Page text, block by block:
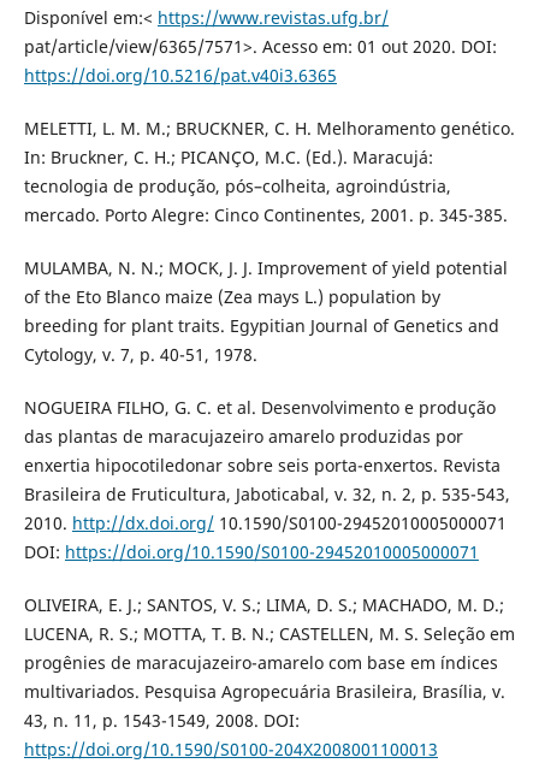
Disponível em:< https://www.revistas.ufg.br/
pat/article/view/6365/7571>. Acesso em: 01 out 2020. DOI:
https://doi.org/10.5216/pat.v40i3.6365
MELETTI, L. M. M.; BRUCKNER, C. H. Melhoramento genético.
In: Bruckner, C. H.; PICANÇO, M.C. (Ed.). Maracujá:
tecnologia de produção, pós–colheita, agroindústria,
mercado. Porto Alegre: Cinco Continentes, 2001. p. 345-385.
MULAMBA, N. N.; MOCK, J. J. Improvement of yield potential
of the Eto Blanco maize (Zea mays L.) population by
breeding for plant traits. Egypitian Journal of Genetics and
Cytology, v. 7, p. 40-51, 1978.
NOGUEIRA FILHO, G. C. et al. Desenvolvimento e produção
das plantas de maracujazeiro amarelo produzidas por
enxertia hipocotiledonar sobre seis porta-enxertos. Revista
Brasileira de Fruticultura, Jaboticabal, v. 32, n. 2, p. 535-543,
2010. http://dx.doi.org/10.1590/S0100-29452010005000071
DOI: https://doi.org/10.1590/S0100-29452010005000071
OLIVEIRA, E. J.; SANTOS, V. S.; LIMA, D. S.; MACHADO, M. D.;
LUCENA, R. S.; MOTTA, T. B. N.; CASTELLEN, M. S. Seleção em
progênies de maracujazeiro-amarelo com base em índices
multivariados. Pesquisa Agropecuária Brasileira, Brasília, v.
43, n. 11, p. 1543-1549, 2008. DOI:
https://doi.org/10.1590/S0100-204X2008001100013